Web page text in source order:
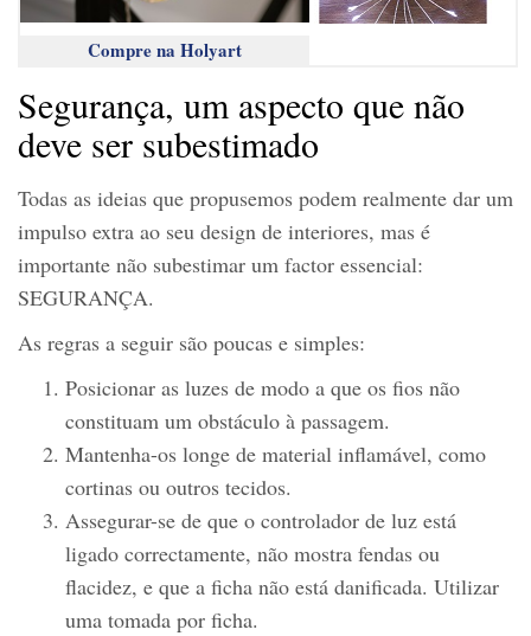
Compre na Holyart
Segurança, um aspecto que não
deve ser subestimado
Todas as ideias que propusemos podem realmente dar um
impulso extra ao seu design de interiores, mas é
importante não subestimar um factor essencial:
SEGURANÇA.
As regras a seguir são poucas e simples:
Posicionar as luzes de modo a que os fios não
constituam um obstáculo à passagem.
Mantenha-os longe de material inflamável, como
cortinas ou outros tecidos.
Assegurar-se de que o controlador de luz está
ligado correctamente, não mostra fendas ou
flacidez, e que a ficha não está danificada. Utilizar
uma tomada por ficha.